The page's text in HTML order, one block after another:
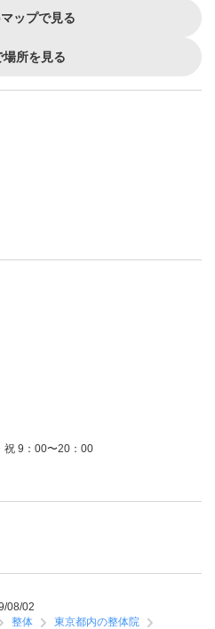
ップで見る
場所を見る
9：00〜20：00
08/02
整体
東京都内の整体院